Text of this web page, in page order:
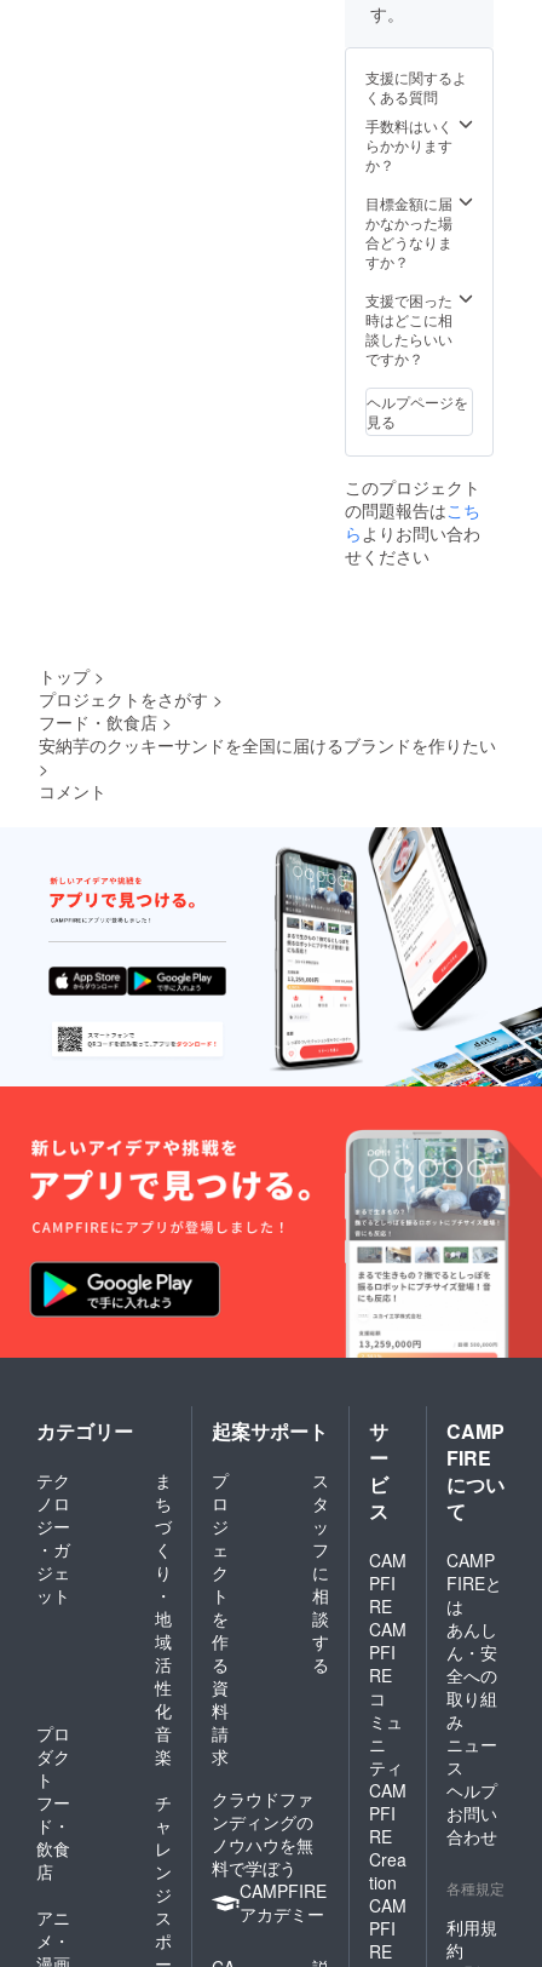
利の対
る活動
回の活
動報告
に差出
せてい
ただき
ます。
ては
でご相
談の上
すすめ
ますの
つきや
すい
メール
録くだ
さい。
す。
支援に関するよ
くある質問
手数料はいく
らかかります
か？
目標金額に届
かなかった場
合どうなりま
すか？
支援で困った
時はどこに相
談したらいい
ですか？
ヘルプページを
見る
このプロジェクト
の問題報告はこち
らよりお問い合わ
せください
トップ >
プロジェクトをさがす >
フード・飲食店 >
安納芋のクッキーサンドを全国に届けるブランドを作りたい
>
コメント
カテゴリー
テク
ノロ
ジー
・ガ
ジェ
ット
ま
ち
づ
く
り
・
地
域
活
性
化
プロ
ダク
ト
音
楽
フー
ド・
飲食
店
チ
ャ
レ
ン
ジ
アニ
メ・
ス
ポ
起案サポート
プ
ロ
ジ
ェ
ク
ト
を
作
る
ス
タ
ッ
フ
に
相
談
す
る
資
料
請
求
クラウドファ
ンディングの
ノウハウを無
料で学ぼう
CAMPFIRE
アカデミー
サ
ー
ビ
ス
CAM
PFI
RE
CAM
PFI
RE
コ
ミュ
ニ
ティ
CAM
PFI
RE
Crea
tion
CAM
PFI
RE
CAMP
FIRE
につい
て
CAMP
FIREと
は
あんし
ん・安
全への
取り組
み
ニュー
ス
ヘルプ
お問い
合わせ
各種規定
利用規
約